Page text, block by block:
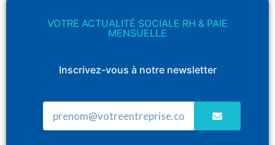
VOTRE ACTUALITÉ SOCIALE RH & PAIE
MENSUELLE
Inscrivez-vous à notre newsletter